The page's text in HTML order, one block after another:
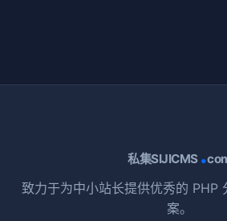
私集SIJICMS .
致力于为中小站长提供优秀的 PHP
案。